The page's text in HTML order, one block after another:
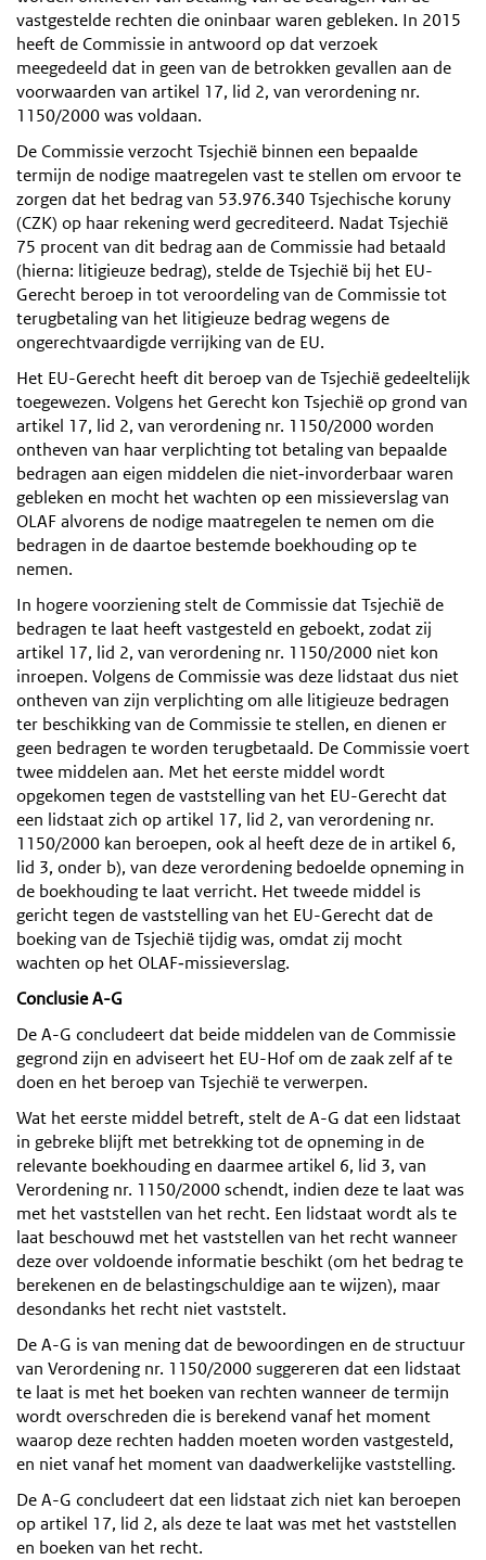
vastgestelde rechten die oninbaar waren gebleken. In 2015
heeft de Commissie in antwoord op dat verzoek
meegedeeld dat in geen van de betrokken gevallen aan de
voorwaarden van artikel 17, lid 2, van verordening nr.
1150/2000 was voldaan.
De Commissie verzocht Tsjechië binnen een bepaalde
termijn de nodige maatregelen vast te stellen om ervoor te
zorgen dat het bedrag van 53.976.340 Tsjechische koruny
(CZK) op haar rekening werd gecrediteerd. Nadat Tsjechië
75 procent van dit bedrag aan de Commissie had betaald
(hierna: litigieuze bedrag), stelde de Tsjechië bij het EU-
Gerecht beroep in tot veroordeling van de Commissie tot
terugbetaling van het litigieuze bedrag wegens de
ongerechtvaardigde verrijking van de EU.
Het EU-Gerecht heeft dit beroep van de Tsjechië gedeeltelijk
toegewezen. Volgens het Gerecht kon Tsjechië op grond van
artikel 17, lid 2, van verordening nr. 1150/2000 worden
ontheven van haar verplichting tot betaling van bepaalde
bedragen aan eigen middelen die niet‑invorderbaar waren
gebleken en mocht het wachten op een missieverslag van
OLAF alvorens de nodige maatregelen te nemen om die
bedragen in de daartoe bestemde boekhouding op te
nemen.
In hogere voorziening stelt de Commissie dat Tsjechië de
bedragen te laat heeft vastgesteld en geboekt, zodat zij
artikel 17, lid 2, van verordening nr. 1150/2000 niet kon
inroepen. Volgens de Commissie was deze lidstaat dus niet
ontheven van zijn verplichting om alle litigieuze bedragen
ter beschikking van de Commissie te stellen, en dienen er
geen bedragen te worden terugbetaald. De Commissie voert
twee middelen aan. Met het eerste middel wordt
opgekomen tegen de vaststelling van het EU-Gerecht dat
een lidstaat zich op artikel 17, lid 2, van verordening nr.
1150/2000 kan beroepen, ook al heeft deze de in artikel 6,
lid 3, onder b), van deze verordening bedoelde opneming in
de boekhouding te laat verricht. Het tweede middel is
gericht tegen de vaststelling van het EU-Gerecht dat de
boeking van de Tsjechië tijdig was, omdat zij mocht
wachten op het OLAF‑missieverslag.
Conclusie A-G
De A-G concludeert dat beide middelen van de Commissie
gegrond zijn en adviseert het EU-Hof om de zaak zelf af te
doen en het beroep van Tsjechië te verwerpen.
Wat het eerste middel betreft, stelt de A-G dat een lidstaat
in gebreke blijft met betrekking tot de opneming in de
relevante boekhouding en daarmee artikel 6, lid 3, van
Verordening nr. 1150/2000 schendt, indien deze te laat was
met het vaststellen van het recht. Een lidstaat wordt als te
laat beschouwd met het vaststellen van het recht wanneer
deze over voldoende informatie beschikt (om het bedrag te
berekenen en de belastingschuldige aan te wijzen), maar
desondanks het recht niet vaststelt.
De A-G is van mening dat de bewoordingen en de structuur
van Verordening nr. 1150/2000 suggereren dat een lidstaat
te laat is met het boeken van rechten wanneer de termijn
wordt overschreden die is berekend vanaf het moment
waarop deze rechten hadden moeten worden vastgesteld,
en niet vanaf het moment van daadwerkelijke vaststelling.
De A-G concludeert dat een lidstaat zich niet kan beroepen
op artikel 17, lid 2, als deze te laat was met het vaststellen
en boeken van het recht.